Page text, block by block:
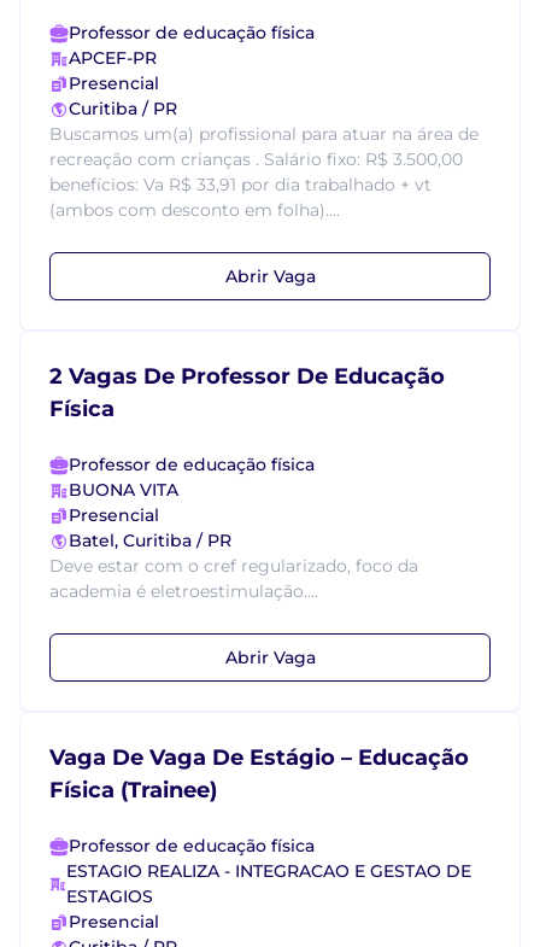
Professor de educação física
APCEF-PR
Presencial
Curitiba / PR
Buscamos um(a) profissional para atuar na área de
recreação com crianças . Salário fixo: R$ 3.500,00
benefícios: Va R$ 33,91 por dia trabalhado + vt
(ambos com desconto em folha)....
Abrir Vaga
2 Vagas De Professor De Educação
Física
Professor de educação física
BUONA VITA
Presencial
Batel, Curitiba / PR
Deve estar com o cref regularizado, foco da
academia é eletroestimulação....
Abrir Vaga
Vaga De Vaga De Estágio – Educação
Física (Trainee)
Professor de educação física
ESTAGIO REALIZA - INTEGRACAO E GESTAO DE
ESTAGIOS
Presencial